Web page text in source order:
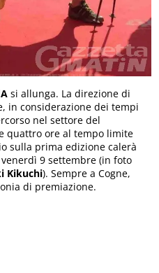
si allunga. La direzione di
in considerazione dei tempi
nel settore del
quattro ore al tempo limite
sulla prima edizione calerà
9 settembre (in foto
Kikuchi). Sempre a Cogne,
di premiazione.